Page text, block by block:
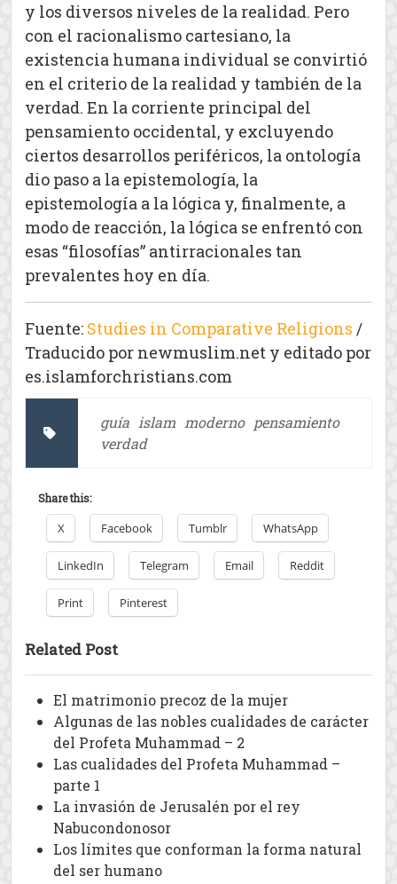
y los diversos niveles de la realidad. Pero
con el racionalismo cartesiano, la
existencia humana individual se convirtió
en el criterio de la realidad y también de la
verdad. En la corriente principal del
pensamiento occidental, y excluyendo
ciertos desarrollos periféricos, la ontología
dio paso a la epistemología, la
epistemología a la lógica y, finalmente, a
modo de reacción, la lógica se enfrentó con
esas “filosofías” antirracionales tan
prevalentes hoy en día.
Fuente: Studies in Comparative Religions /
Traducido por newmuslim.net y editado por
es.islamforchristians.com
guía islam moderno pensamiento
verdad
Share this:
X Facebook Tumblr WhatsApp
LinkedIn Telegram Email Reddit
Print Pinterest
Related Post
El matrimonio precoz de la mujer
Algunas de las nobles cualidades de carácter
del Profeta Muhammad – 2
Las cualidades del Profeta Muhammad –
parte 1
La invasión de Jerusalén por el rey
Nabucondonosor
Los límites que conforman la forma natural
del ser humano